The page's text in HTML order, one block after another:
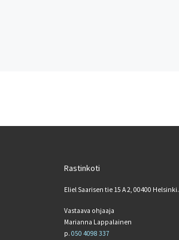
Rastinkoti
Eliel Saarisen tie 15 A 2, 00400 Helsinki.
Vastaava ohjaaja
Marianna Lappalainen
p. 050 4098 337